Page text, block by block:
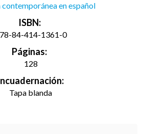
en español
ISBN:
84-414-1361-0
Páginas:
128
Tapa blanda